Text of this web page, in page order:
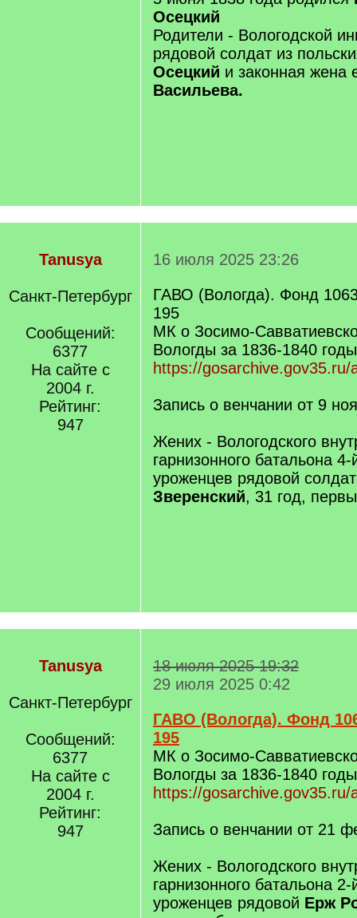
Осецкий
Родители - Вологодской
рядовой солдат из
Осецкий и законная жена
Васильева.
Tanusya
Санкт-Петербург
Сообщений:
6377
На сайте с
2004 г.
Рейтинг:
947
16 июля 2025 23:26
ГАВО (Вологда). Фонд
195
МК о Зосимо-
Вологды за 1836-1840 годы
https://
Запись о венчании от 9
Жених - Вологодского
гарнизонного батальона
уроженцев рядовой
Зверенский, 31 год,
Tanusya
Санкт-Петербург
Сообщений:
6377
На сайте с
2004 г.
Рейтинг:
947
18 июля 2025 19:32
29 июля 2025 0:42
ГАВО (Вологда). Фонд
195
МК о Зосимо-
Вологды за 1836-1840 годы
https://
Запись о венчании от 21
Жених - Вологодского
гарнизонного батальона
уроженцев рядовой Ерж